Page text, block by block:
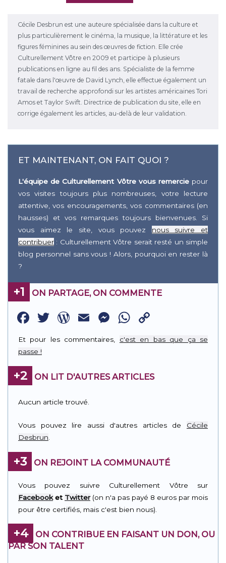
Cécile Desbrun est une auteure spécialisée dans la culture et
plus particulièrement le cinéma, la musique, la littérature et les
figures féminines au sein des œuvres de fiction. Elle crée
Culturellement Vôtre en 2009 et participe à plusieurs
publications en ligne au fil des ans. Spécialiste de la femme
fatale dans l'œuvre de David Lynch, elle effectue également un
travail de recherche approfondi sur les artistes américaines Tori
Amos et Taylor Swift. Directrice de publication du site, elle en
corrige également les articles, au-delà de leur validation.
ET MAINTENANT, ON FAIT QUOI ?
L'équipe de Culturellement Vôtre vous remerciepour
vos visites toujours plus nombreuses, votre lecture
attentive, vos encouragements, vos commentaires (en
hausses) et vos remarques toujours bienvenues. Si
vous aimez le site, vous pouvez nous suivre et
contribuer : Culturellement Vôtre serait resté un simple
blog personnel sans vous ! Alors, pourquoi en rester là
?
+1 ON PARTAGE, ON COMMENTE
Facebook
Twitter
WordPress
EmailMessenger
WhatsApp
Link
Et pour les commentaires, c'est en bas que ça se
passe !
+2 ON LIT D'AUTRES ARTICLES
Aucun article trouvé.
Vous pouvez lire aussi d'autres articles de Cécile
Desbrun
+3 ON REJOINT LA COMMUNAUTÉ
Vous pouvez suivre Culturellement Vôtre sur
Facebooket Twitter(on n'a pas payé 8 euros par mois
pour être certifiés, mais c'est bien nous).
+4
ON CONTRIBUE EN FAISANT UN DON, OU
PAR SON TALENT